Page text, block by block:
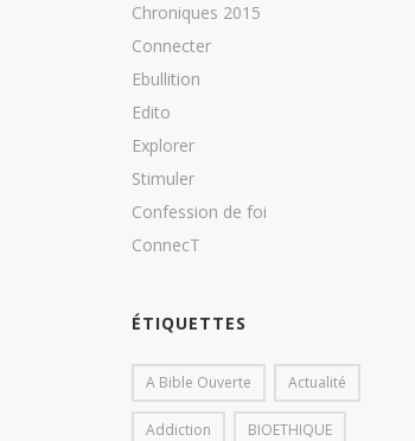
Chroniques 2015
Connecter
Ebullition
Edito
Explorer
Stimuler
Confession de foi
ConnecT
ÉTIQUETTES
A Bible Ouverte Actualité
Addiction BIOETHIQUE